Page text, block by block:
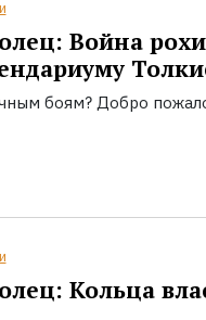
Война
боям? Добро
Кольца